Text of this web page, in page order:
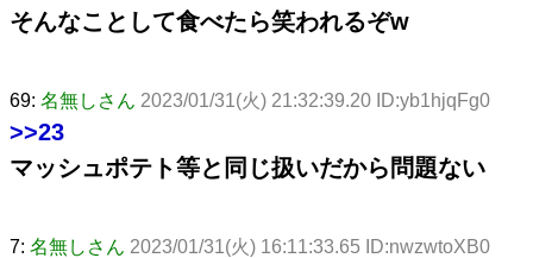
そんなことして食べたら笑われるぞw
69: 名無しさん 2023/01/31(火) 21:32:39.20 ID:yb1hjqFg0
>>23
マッシュポテト等と同じ扱いだから問題ない
7: 名無しさん 2023/01/31(火) 16:11:33.65 ID:nwzwtoXB0